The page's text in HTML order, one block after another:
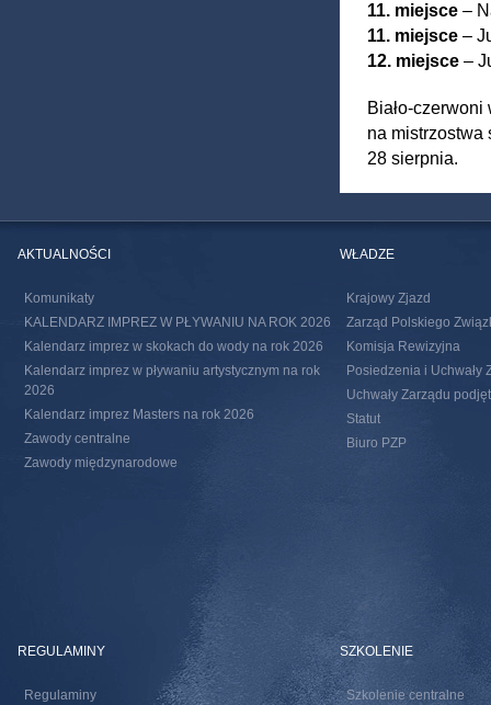
11. miejsce –
11. miejsce –
12. miejsce –
Biało-
na mistrzostwa
28 sierpnia.
AKTUALNOŚCI
Komunikaty
KALENDARZ IMPREZ W PŁYWANIU NA ROK 2026
Kalendarz imprez w skokach do wody na rok 2026
Kalendarz imprez w pływaniu artystycznym na rok
2026
Kalendarz imprez Masters na rok 2026
Zawody centralne
Zawody międzynarodowe
WŁADZE
Krajowy Zjazd
Zarząd Polskiego
Komisja Rewizyjna
Posiedzenia i Uchwały
Uchwały Zarządu
Statut
Biuro PZP
REGULAMINY
Regulaminy
SZKOLENIE
Szkolenie centralne